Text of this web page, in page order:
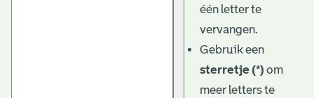
één letter te
vervangen.
Gebruik een
sterretje (*) om
meer letters te